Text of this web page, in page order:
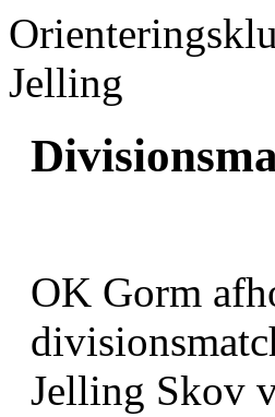
Jelling
OK Gorm
Jelling Skov